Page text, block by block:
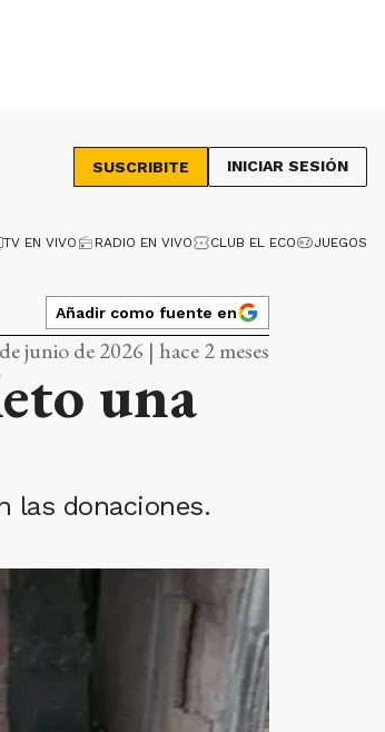
SUSCRIBITE INICIAR SESIÓN
TV EN VIVO RADIO EN VIVO CLUB EL ECO JUEGOS
Añadir como fuente en
junio de 2026 | hace 2 meses
una
las donaciones.